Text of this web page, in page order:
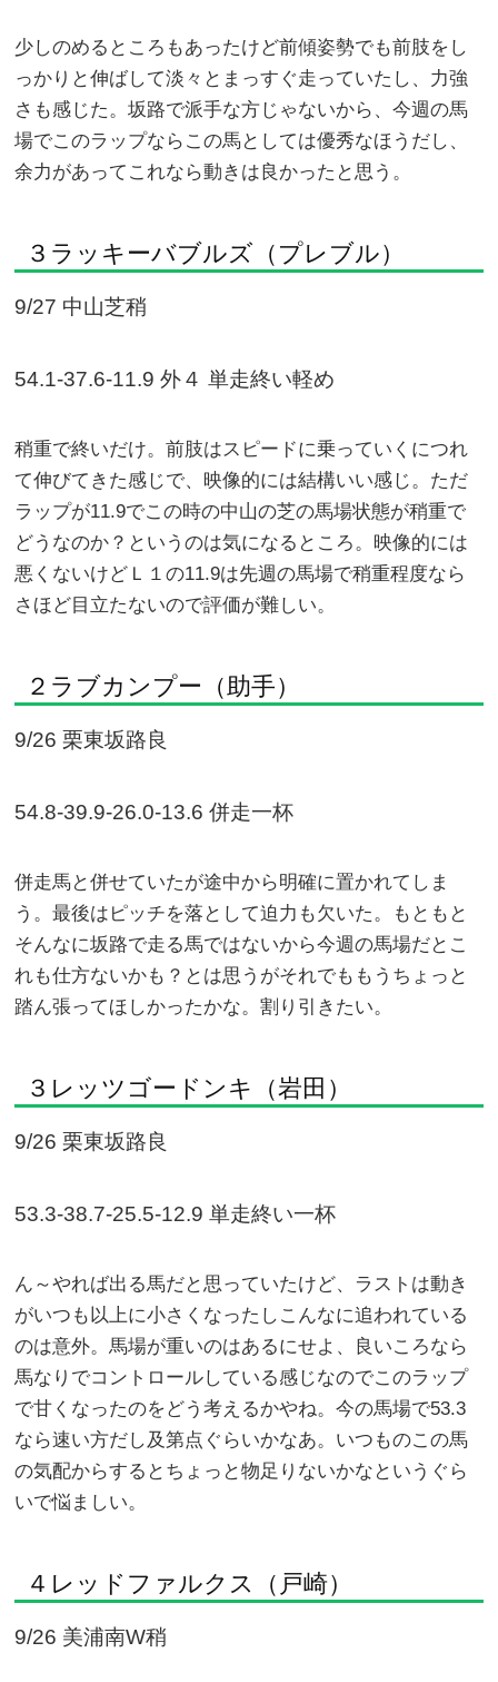
少しのめるところもあったけど前傾姿勢でも前肢をし
っかりと伸ばして淡々とまっすぐ走っていたし、力強
さも感じた。坂路で派手な方じゃないから、今週の馬
場でこのラップならこの馬としては優秀なほうだし、
余力があってこれなら動きは良かったと思う。
３ラッキーバブルズ（プレブル）
9/27 中山芝稍
54.1-37.6-11.9 外４ 単走終い軽め
稍重で終いだけ。前肢はスピードに乗っていくにつれ
て伸びてきた感じで、映像的には結構いい感じ。ただ
ラップが11.9でこの時の中山の芝の馬場状態が稍重で
どうなのか？というのは気になるところ。映像的には
悪くないけどＬ１の11.9は先週の馬場で稍重程度なら
さほど目立たないので評価が難しい。
２ラブカンプー（助手）
9/26 栗東坂路良
54.8-39.9-26.0-13.6 併走一杯
併走馬と併せていたが途中から明確に置かれてしま
う。最後はピッチを落として迫力も欠いた。もともと
そんなに坂路で走る馬ではないから今週の馬場だとこ
れも仕方ないかも？とは思うがそれでももうちょっと
踏ん張ってほしかったかな。割り引きたい。
３レッツゴードンキ（岩田）
9/26 栗東坂路良
53.3-38.7-25.5-12.9 単走終い一杯
ん～やれば出る馬だと思っていたけど、ラストは動き
がいつも以上に小さくなったしこんなに追われている
のは意外。馬場が重いのはあるにせよ、良いころなら
馬なりでコントロールしている感じなのでこのラップ
で甘くなったのをどう考えるかやね。今の馬場で53.3
なら速い方だし及第点ぐらいかなあ。いつものこの馬
の気配からするとちょっと物足りないかなというぐら
いで悩ましい。
４レッドファルクス（戸崎）
9/26 美浦南W稍